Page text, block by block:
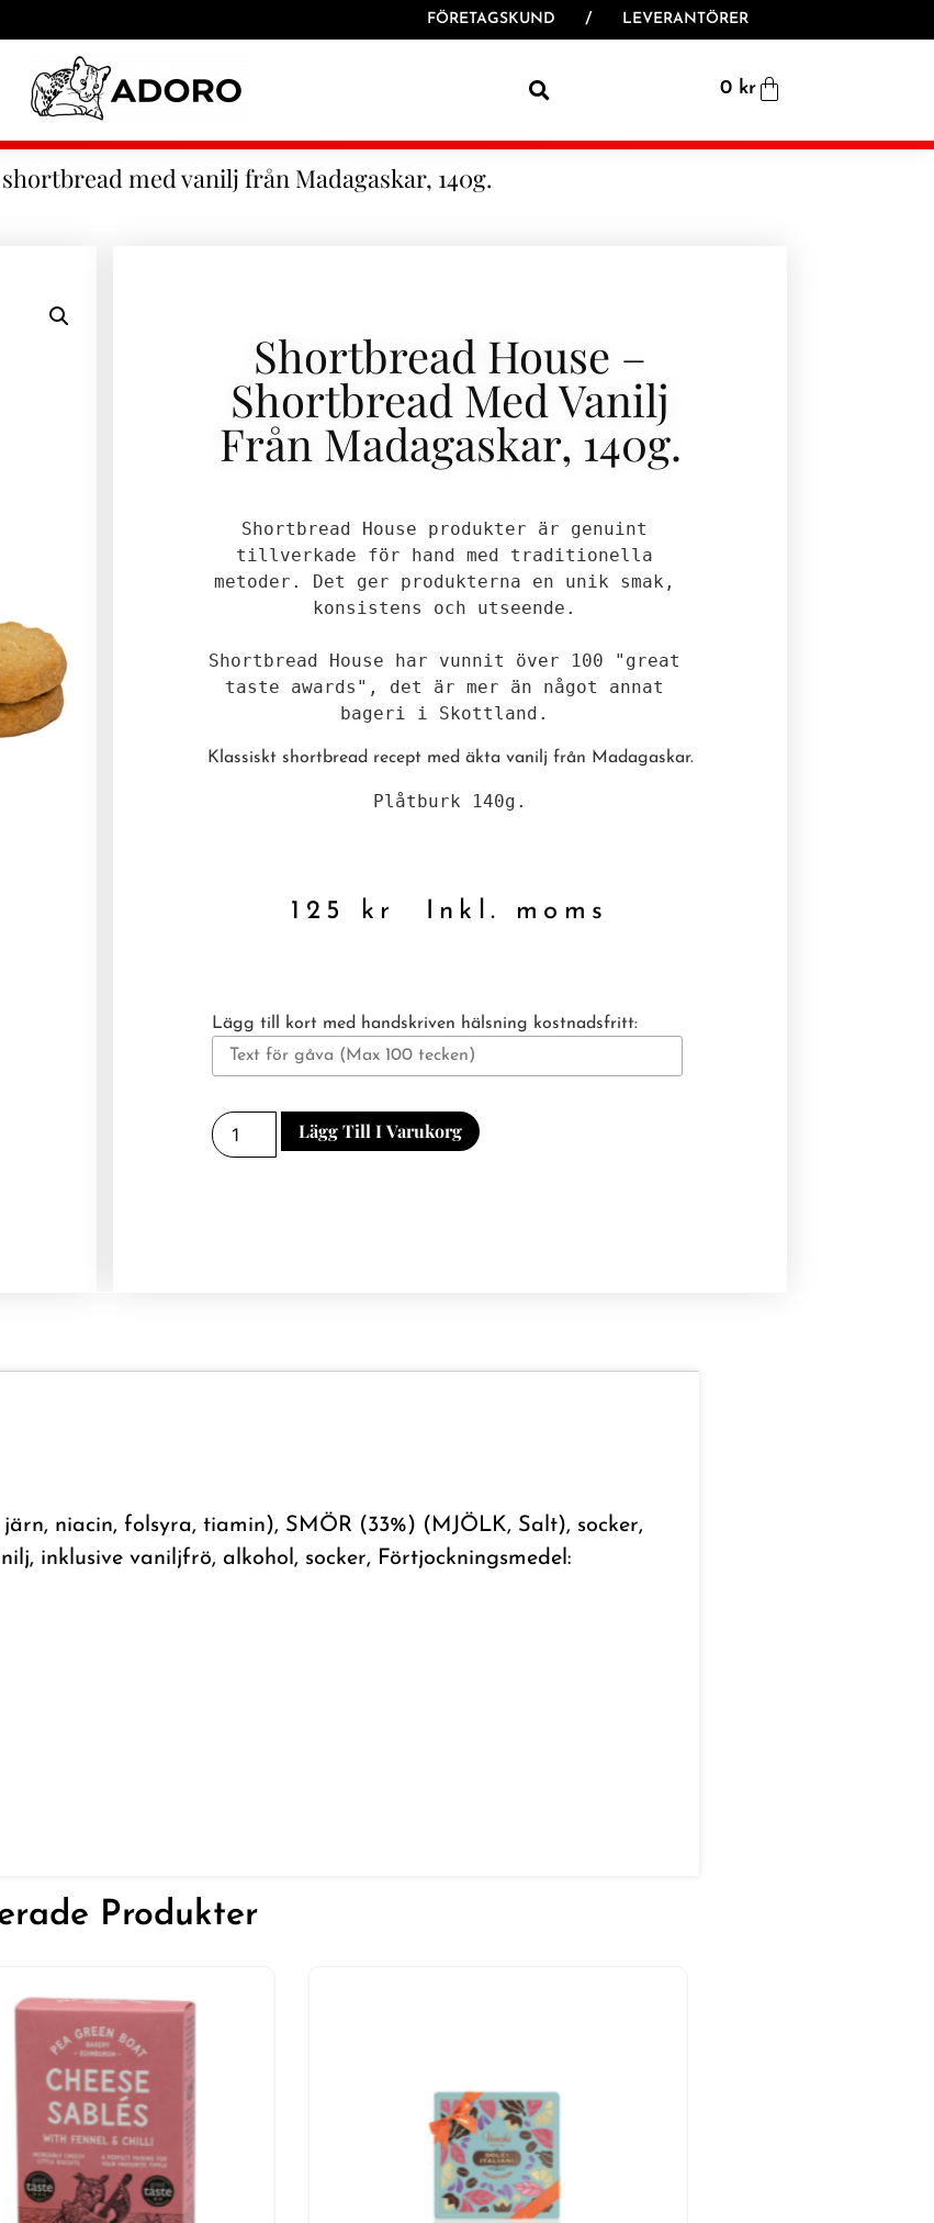
FÖRETAGSKUND / LEVERANTÖRER
0 kr
med vanilj från Madagaskar, 140g.
Shortbread House –
Shortbread Med Vanilj
Från Madagaskar, 140g.
Shortbread House produkter är genuint
tillverkade för hand med traditionella
metoder. Det ger produkterna en unik smak,
konsistens och utseende.
Shortbread House har vunnit över 100 "great
taste awards", det är mer än något annat
bageri i Skottland.
Klassiskt shortbread recept med äkta vanilj från Madagaskar.
Plåtburk 140g.
125 kr Inkl. moms
Lägg till kort med handskriven hälsning kostnadsfritt:
Lägg Till I Varukorg
niacin, folsyra, tiamin), SMÖR (33%) (MJÖLK, Salt), socker,
inklusive vaniljfrö, alkohol, socker, Förtjockningsmedel:
Produkter